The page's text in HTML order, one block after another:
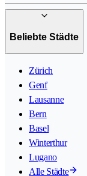
Beliebte Städte
Zürich
Genf
Lausanne
Bern
Basel
Winterthur
Lugano
Alle Städte